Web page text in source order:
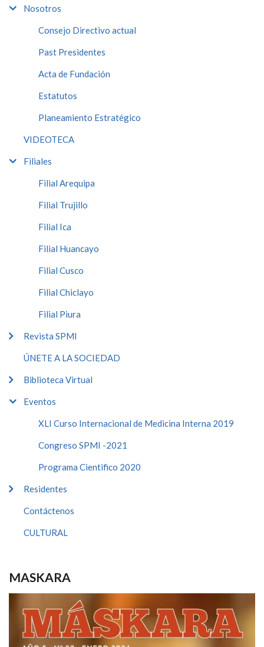
Nosotros
Consejo Directivo actual
Past Presidentes
Acta de Fundación
Estatutos
Planeamiento Estratégico
VIDEOTECA
Filiales
Filial Arequipa
Filial Trujillo
Filial Ica
Filial Huancayo
Filial Cusco
Filial Chiclayo
Filial Piura
Revista SPMI
ÚNETE A LA SOCIEDAD
Biblioteca Virtual
Eventos
XLI Curso Internacional de Medicina Interna 2019
Congreso SPMI -2021
Programa Cientifico 2020
Residentes
Contáctenos
CULTURAL
MASKARA